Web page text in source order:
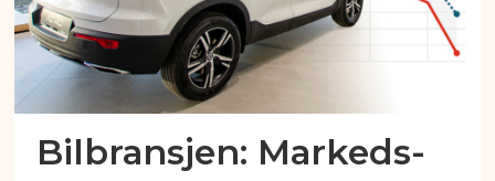
Bilbransjen: Markeds-